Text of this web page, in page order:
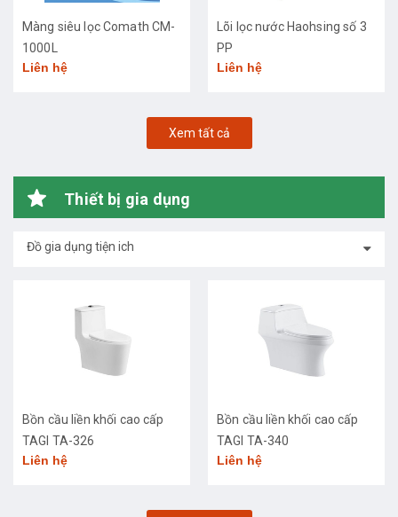
Màng siêu lọc Comath CM-
1000L
Liên hệ
Lõi lọc nước Haohsing số 3
PP
Liên hệ
Xem tất cả
Thiết bị gia dụng
Đồ gia dụng tiện ich
Bồn cầu liền khối cao cấp
TAGI TA-326
Liên hệ
Bồn cầu liền khối cao cấp
TAGI TA-340
Liên hệ